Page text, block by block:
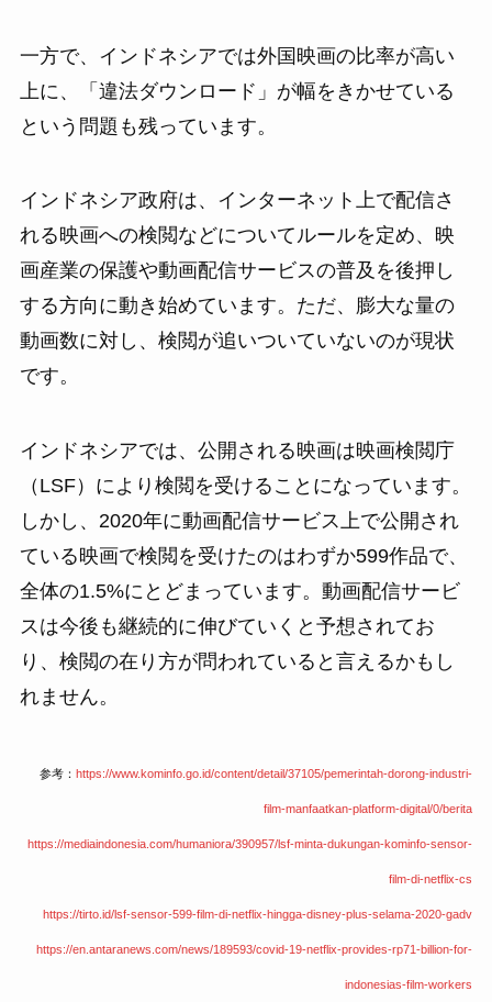
一方で、インドネシアでは外国映画の比率が高い
上に、「違法ダウンロード」が幅をきかせている
という問題も残っています。
インドネシア政府は、インターネット上で配信さ
れる映画への検閲などについてルールを定め、映
画産業の保護や動画配信サービスの普及を後押し
する方向に動き始めています。ただ、膨大な量の
動画数に対し、検閲が追いついていないのが現状
です。
インドネシアでは、公開される映画は映画検閲庁
（LSF）により検閲を受けることになっています。
しかし、2020年に動画配信サービス上で公開され
ている映画で検閲を受けたのはわずか599作品で、
全体の1.5%にとどまっています。動画配信サービ
スは今後も継続的に伸びていくと予想されてお
り、検閲の在り方が問われていると言えるかもし
れません。
参考：https://www.kominfo.go.id/content/detail/37105/pemerintah-dorong-industri-
film-manfaatkan-platform-digital/0/berita
https://mediaindonesia.com/humaniora/390957/lsf-minta-dukungan-kominfo-sensor-
film-di-netflix-cs
https://tirto.id/lsf-sensor-599-film-di-netflix-hingga-disney-plus-selama-2020-gadv
https://en.antaranews.com/news/189593/covid-19-netflix-provides-rp71-billion-for-
indonesias-film-workers